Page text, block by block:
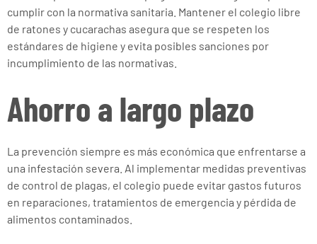
cumplir con la normativa sanitaria. Mantener el colegio libre
de ratones y cucarachas asegura que se respeten los
estándares de higiene y evita posibles sanciones por
incumplimiento de las normativas.
Ahorro a largo plazo
La prevención siempre es más económica que enfrentarse a
una infestación severa. Al implementar medidas preventivas
de control de plagas, el colegio puede evitar gastos futuros
en reparaciones, tratamientos de emergencia y pérdida de
alimentos contaminados.